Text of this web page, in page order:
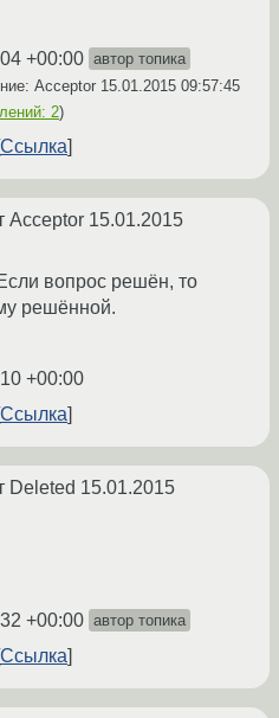
+00:00 автор топика
Acceptor 15.01.2015 09:57:45
2)
Ссылка
Acceptor 15.01.2015
вопрос решён, то
решённой.
+00:00
Ссылка
Deleted 15.01.2015
+00:00 автор топика
Ссылка